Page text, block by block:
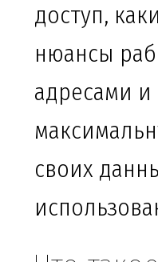
доступ,
нюансы
адресами и
своих